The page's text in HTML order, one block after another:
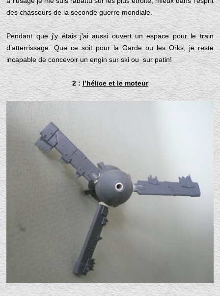
des chasseurs de la seconde guerre mondiale.
Pendant que j’y étais j’ai aussi ouvert un espace pour le train
d’atterrissage. Que ce soit pour la Garde ou les Orks, je reste
incapable de concevoir un engin sur ski ou sur patin!
2 : l’hélice et le moteur